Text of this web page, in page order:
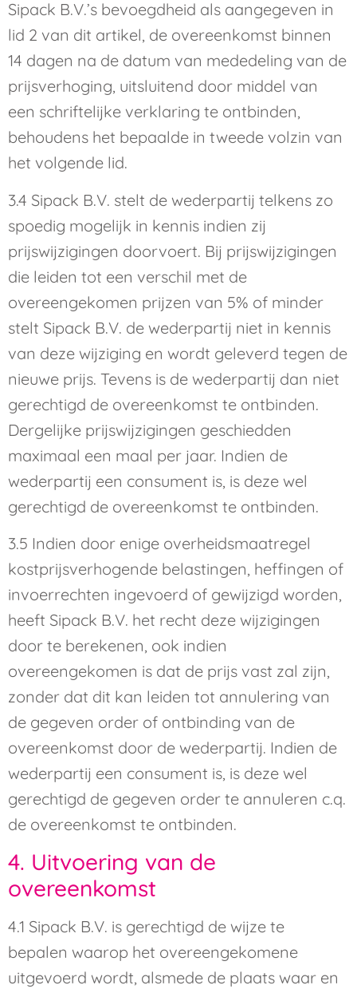
Sipack B.V.’s bevoegdheid als aangegeven in
lid 2 van dit artikel, de overeenkomst binnen
14 dagen na de datum van mededeling van de
prijsverhoging, uitsluitend door middel van
een schriftelijke verklaring te ontbinden,
behoudens het bepaalde in tweede volzin van
het volgende lid.
3.4 Sipack B.V. stelt de wederpartij telkens zo
spoedig mogelijk in kennis indien zij
prijswijzigingen doorvoert. Bij prijswijzigingen
die leiden tot een verschil met de
overeengekomen prijzen van 5% of minder
stelt Sipack B.V. de wederpartij niet in kennis
van deze wijziging en wordt geleverd tegen de
nieuwe prijs. Tevens is de wederpartij dan niet
gerechtigd de overeenkomst te ontbinden.
Dergelijke prijswijzigingen geschiedden
maximaal een maal per jaar. Indien de
wederpartij een consument is, is deze wel
gerechtigd de overeenkomst te ontbinden.
3.5 Indien door enige overheidsmaatregel
kostprijsverhogende belastingen, heffingen of
invoerrechten ingevoerd of gewijzigd worden,
heeft Sipack B.V. het recht deze wijzigingen
door te berekenen, ook indien
overeengekomen is dat de prijs vast zal zijn,
zonder dat dit kan leiden tot annulering van
de gegeven order of ontbinding van de
overeenkomst door de wederpartij. Indien de
wederpartij een consument is, is deze wel
gerechtigd de gegeven order te annuleren c.q.
de overeenkomst te ontbinden.
4. Uitvoering van de
overeenkomst
4.1 Sipack B.V. is gerechtigd de wijze te
bepalen waarop het overeengekomene
uitgevoerd wordt, alsmede de plaats waar en